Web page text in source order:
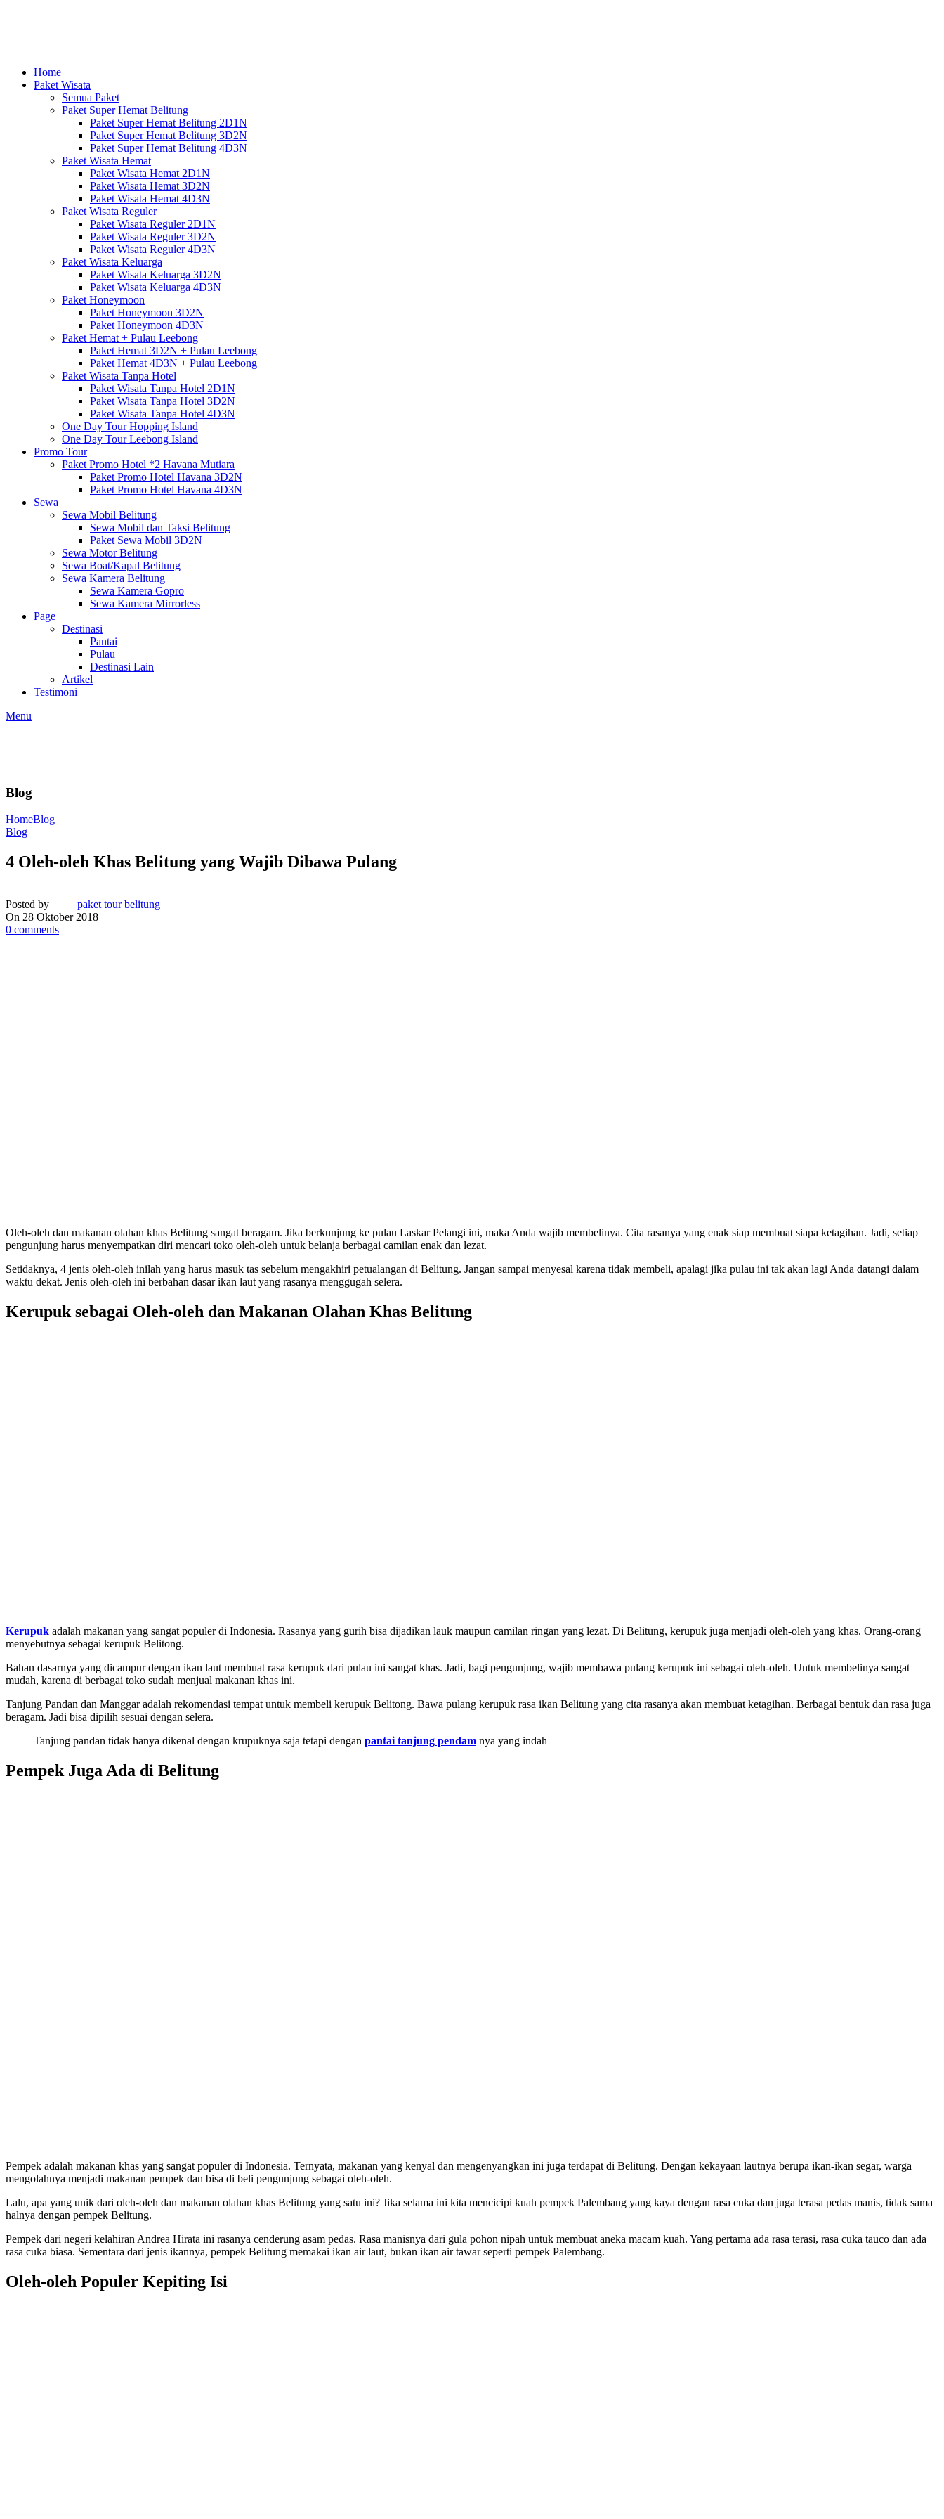
Home
Paket Wisata
Semua Paket
Paket Super Hemat Belitung
Paket Super Hemat Belitung 2D1N
Paket Super Hemat Belitung 3D2N
Paket Super Hemat Belitung 4D3N
Paket Wisata Hemat
Paket Wisata Hemat 2D1N
Paket Wisata Hemat 3D2N
Paket Wisata Hemat 4D3N
Paket Wisata Reguler
Paket Wisata Reguler 2D1N
Paket Wisata Reguler 3D2N
Paket Wisata Reguler 4D3N
Paket Wisata Keluarga
Paket Wisata Keluarga 3D2N
Paket Wisata Keluarga 4D3N
Paket Honeymoon
Paket Honeymoon 3D2N
Paket Honeymoon 4D3N
Paket Hemat + Pulau Leebong
Paket Hemat 3D2N + Pulau Leebong
Paket Hemat 4D3N + Pulau Leebong
Paket Wisata Tanpa Hotel
Paket Wisata Tanpa Hotel 2D1N
Paket Wisata Tanpa Hotel 3D2N
Paket Wisata Tanpa Hotel 4D3N
One Day Tour Hopping Island
One Day Tour Leebong Island
Promo Tour
Paket Promo Hotel *2 Havana Mutiara
Paket Promo Hotel Havana 3D2N
Paket Promo Hotel Havana 4D3N
Sewa
Sewa Mobil Belitung
Sewa Mobil dan Taksi Belitung
Paket Sewa Mobil 3D2N
Sewa Motor Belitung
Sewa Boat/Kapal Belitung
Sewa Kamera Belitung
Sewa Kamera Gopro
Sewa Kamera Mirrorless
Page
Destinasi
Pantai
Pulau
Destinasi Lain
Artikel
Testimoni
Menu
Blog
HomeBlog
Blog
4 Oleh-oleh Khas Belitung yang Wajib Dibawa Pulang
Posted by
paket tour belitung
On 28 Oktober 2018
0 comments
Oleh-oleh dan makanan olahan khas Belitung sangat beragam. Jika berkunjung ke pulau Laskar Pelangi ini, maka Anda wajib membelinya. Cita rasanya yang enak siap membuat siapa ketagihan. Jadi, setiap
pengunjung harus menyempatkan diri mencari toko oleh-oleh untuk belanja berbagai camilan enak dan lezat.
Setidaknya, 4 jenis oleh-oleh inilah yang harus masuk tas sebelum mengakhiri petualangan di Belitung. Jangan sampai menyesal karena tidak membeli, apalagi jika pulau ini tak akan lagi Anda datangi dalam
waktu dekat. Jenis oleh-oleh ini berbahan dasar ikan laut yang rasanya menggugah selera.
Kerupuk sebagai Oleh-oleh dan Makanan Olahan Khas Belitung
Kerupuk adalah makanan yang sangat populer di Indonesia. Rasanya yang gurih bisa dijadikan lauk maupun camilan ringan yang lezat. Di Belitung, kerupuk juga menjadi oleh-oleh yang khas. Orang-orang
menyebutnya sebagai kerupuk Belitong.
Bahan dasarnya yang dicampur dengan ikan laut membuat rasa kerupuk dari pulau ini sangat khas. Jadi, bagi pengunjung, wajib membawa pulang kerupuk ini sebagai oleh-oleh. Untuk membelinya sangat
mudah, karena di berbagai toko sudah menjual makanan khas ini.
Tanjung Pandan dan Manggar adalah rekomendasi tempat untuk membeli kerupuk Belitong. Bawa pulang kerupuk rasa ikan Belitung yang cita rasanya akan membuat ketagihan. Berbagai bentuk dan rasa juga
beragam. Jadi bisa dipilih sesuai dengan selera.
Tanjung pandan tidak hanya dikenal dengan krupuknya saja tetapi dengan pantai tanjung pendam nya yang indah
Pempek Juga Ada di Belitung
Pempek adalah makanan khas yang sangat populer di Indonesia. Ternyata, makanan yang kenyal dan mengenyangkan ini juga terdapat di Belitung. Dengan kekayaan lautnya berupa ikan-ikan segar, warga
mengolahnya menjadi makanan pempek dan bisa di beli pengunjung sebagai oleh-oleh.
Lalu, apa yang unik dari oleh-oleh dan makanan olahan khas Belitung yang satu ini? Jika selama ini kita mencicipi kuah pempek Palembang yang kaya dengan rasa cuka dan juga terasa pedas manis, tidak sama
halnya dengan pempek Belitung.
Pempek dari negeri kelahiran Andrea Hirata ini rasanya cenderung asam pedas. Rasa manisnya dari gula pohon nipah untuk membuat aneka macam kuah. Yang pertama ada rasa terasi, rasa cuka tauco dan ada
rasa cuka biasa. Sementara dari jenis ikannya, pempek Belitung memakai ikan air laut, bukan ikan air tawar seperti pempek Palembang.
Oleh-oleh Populer Kepiting Isi